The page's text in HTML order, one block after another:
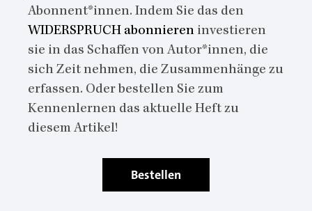
Abonnent*innen. Indem Sie das den
WIDERSPRUCH abonnieren investieren
sie in das Schaffen von Autor*innen, die
sich Zeit nehmen, die Zusammenhänge zu
erfassen. Oder bestellen Sie zum
Kennenlernen das aktuelle Heft zu
diesem Artikel!
Bestellen